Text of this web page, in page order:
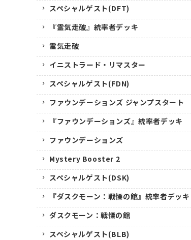
スペシャルゲスト(DFT)
『霊気走破』統率者デッキ
霊気走破
イニストラード・リマスター
スペシャルゲスト(FDN)
ファウンデーションズ ジャンプスタート
『ファウンデーションズ』統率者デッキ
ファウンデーションズ
Mystery Booster 2
スペシャルゲスト(DSK)
『ダスクモーン：戦慄の館』統率者デッキ
ダスクモーン：戦慄の館
スペシャルゲスト(BLB)